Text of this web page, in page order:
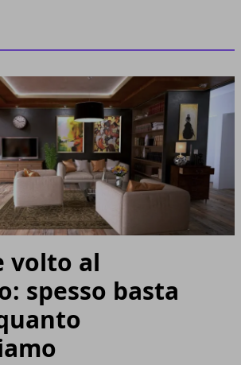
volto al
spesso basta